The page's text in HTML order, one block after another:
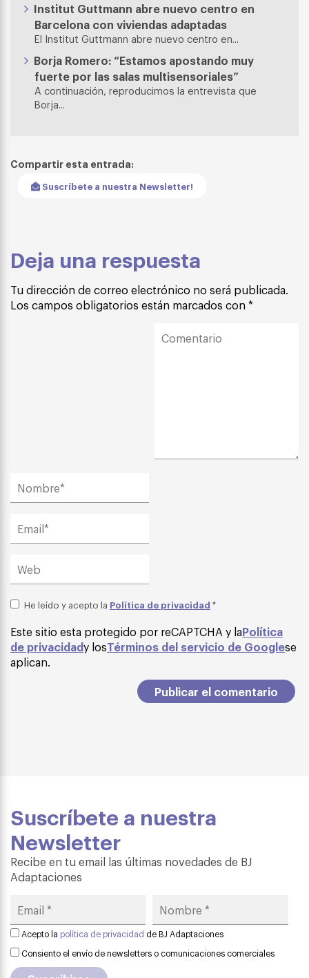
Institut Guttmann abre nuevo centro en
Barcelona con viviendas adaptadas
El Institut Guttmann abre nuevo centro en...
Borja Romero: “Estamos apostando muy
fuerte por las salas multisensoriales”
A continuación, reproducimos la entrevista que
Borja...
Compartir esta entrada:
Suscríbete a nuestra Newsletter!
Deja una respuesta
Tu dirección de correo electrónico no será publicada.
Los campos obligatorios están marcados con *
He leído y acepto la Política de privacidad *
Este sitio esta protegido por reCAPTCHA y laPolítica
de privacidady losTérminos del servicio de Googlese
aplican.
Suscríbete a nuestra
Newsletter
Recibe en tu email las últimas novedades de BJ
Adaptaciones
Acepto la política de privacidad de BJ Adaptaciones
Consiento el envío de newsletters o comunicaciones comerciales